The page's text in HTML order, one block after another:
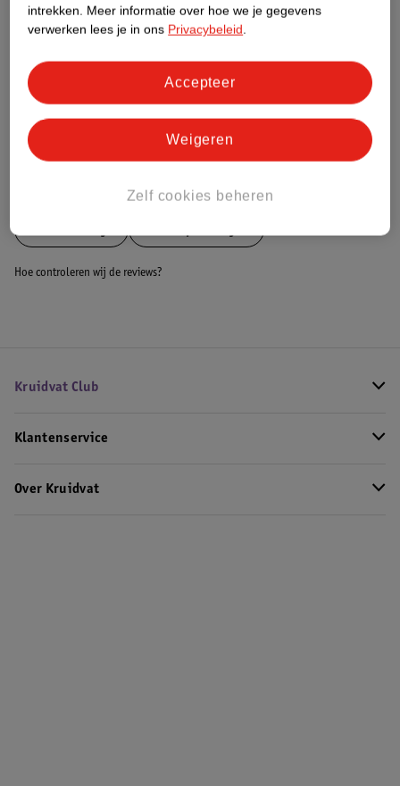
Dit product heeft (nog) geen Nature
Impact Score.
Bestel & Bezorginformatie
Hoe controleren wij de reviews?
Kruidvat Club
Klantenservice
Over Kruidvat
intrekken. Meer informatie over hoe we je gegevens
verwerken lees je in ons Privacybeleid.
Zelf cookies beheren
Weigeren
Accepteer